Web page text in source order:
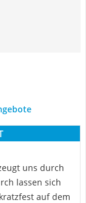
uns durch
lassen sich
auf dem